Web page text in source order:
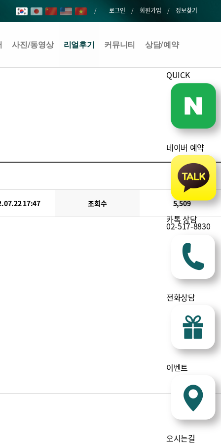
QUICK
네이버 예약
카톡 상담
02-517-8830
전화상담
이벤트
오시는길
로그인 회원가입 정보찾기
사진/동영상 리얼후기 커뮤니티 상담/예약
17:47 조회수 5,509